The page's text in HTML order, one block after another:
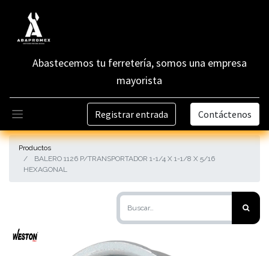
Abastecemos tu ferretería, somos una empresa
mayorista
Registrar entrada Contáctenos
Productos
BALERO 1126 P/TRANSPORTADOR 1-1/4 X 1-1/8 X 5/16
HEXAGONAL